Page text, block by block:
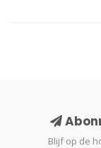
Blijf op de